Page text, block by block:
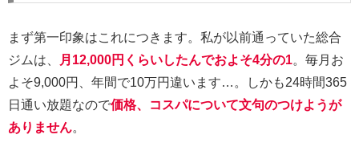
まず第一印象はこれにつきます。私が以前通っていた総合
ジムは、
月12,000円くらいしたんでおよそ4分の1。毎月お
よそ9,000円、年間で10万円違います…。しかも24時間365
日通い放題なので価格、コスパについて文句のつけようが
ありません。